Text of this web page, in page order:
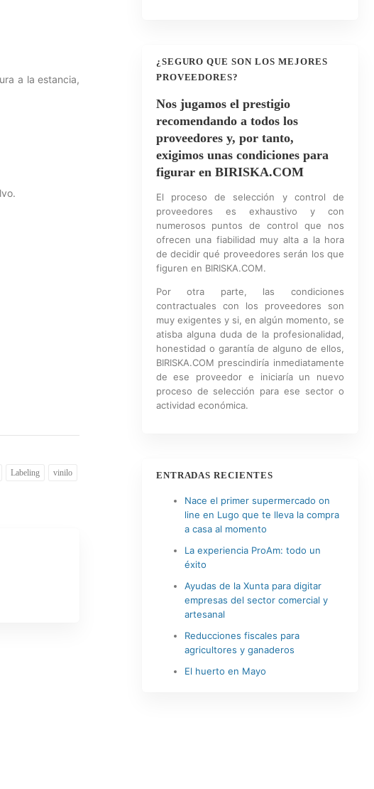
a la estancia,
Labeling vinilo
¿SEGURO QUE SON LOS MEJORES
PROVEEDORES?
Nos jugamos el prestigio
recomendando a todos los
proveedores y, por tanto,
exigimos unas condiciones para
figurar en BIRISKA.COM
El proceso de selección y control de
proveedores es exhaustivo y con
numerosos puntos de control que nos
ofrecen una fiabilidad muy alta a la hora
de decidir qué proveedores serán los que
figuren en BIRISKA.COM.
Por otra parte, las condiciones
contractuales con los proveedores son
muy exigentes y si, en algún momento, se
atisba alguna duda de la profesionalidad,
honestidad o garantía de alguno de ellos,
BIRISKA.COM prescindiría inmediatamente
de ese proveedor e iniciaría un nuevo
proceso de selección para ese sector o
actividad económica.
ENTRADAS RECIENTES
Nace el primer supermercado on
line en Lugo que te lleva la compra
a casa al momento
La experiencia ProAm: todo un
éxito
Ayudas de la Xunta para digitar
empresas del sector comercial y
artesanal
Reducciones fiscales para
agricultores y ganaderos
El huerto en Mayo